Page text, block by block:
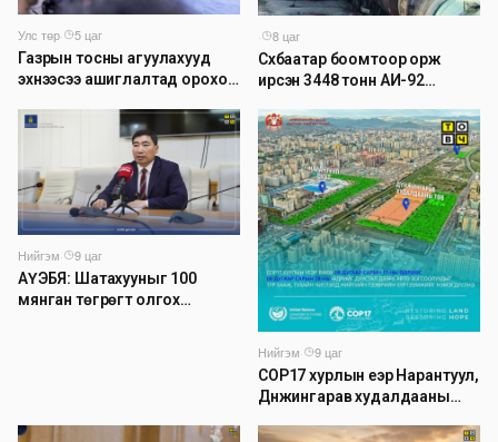
Улс төр·
5 цаг
Газрын тосны агуулахууд
эхнээсээ ашиглалтад ороход
·
8 цаг
Сүхбаатар боомтоор орж
ирсэн 3448 тонн АИ-92
буулгах ажлыг зохион
байгуулж байна
Нийгэм·
9 цаг
АҮЭБЯ: Шатахууныг 100
мянган төгрөгт олгох
Нийгэм·
9 цаг
COP17 хурлын үеэр Нарантуул,
Дүнжингарав худалдааны